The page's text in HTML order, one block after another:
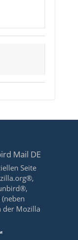
Mail DE
Seite
der Mozilla